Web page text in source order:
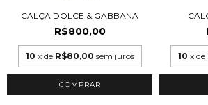
CALÇA DOLCE & GABBANA
R$800,00
10 x de R$80,00 sem juros 10 x de